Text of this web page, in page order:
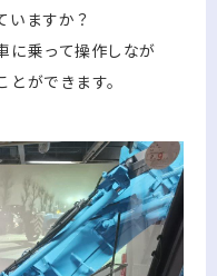
いますか？
に乗って操作しなが
ができます。